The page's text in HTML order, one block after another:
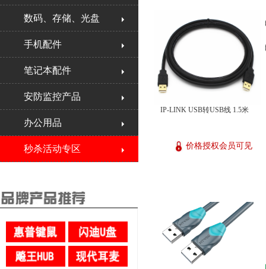
数码、存储、光盘
手机配件
笔记本配件
安防监控产品
办公用品
秒杀活动专区
IP-LINK USB转USB线 1.5米
价格授权会员可见